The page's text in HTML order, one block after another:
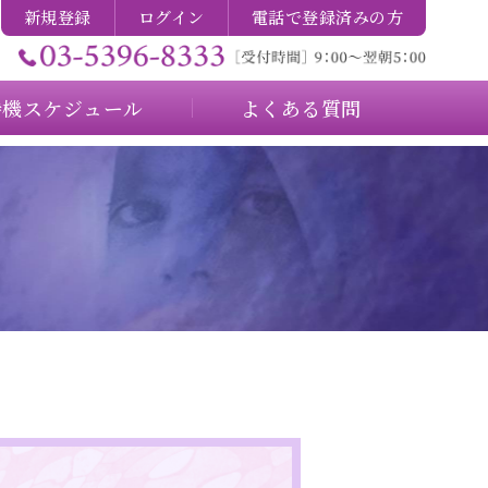
新規登録 ログイン 電話で登録済みの方
スケジュール よくある質問